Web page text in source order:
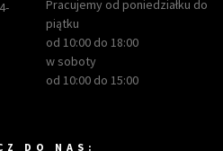
Pracujemy od poniedziałku do
piątku
od 10:00 do 18:00
w soboty
od 10:00 do 15:00
DO NAS: